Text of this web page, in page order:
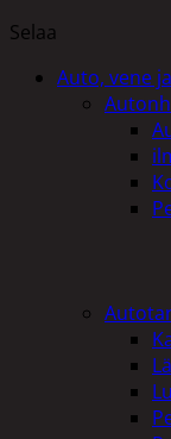
Selaa
Auto, vene